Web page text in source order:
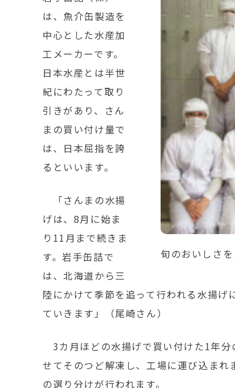
旬のおいしさを
は、魚介缶製造を
中心とした水産加
工メーカーです。
日本水産とは半世
紀にわたって取り
引きがあり、さん
まの買い付け量で
は、日本屈指を誇
るといいます。
「さんまの水揚
げは、8月に始ま
り11月まで続きま
す。岩手缶詰で
は、北海道から三
陸にかけて季節を追って行われる水揚げ
ていきます」（尾崎さん）
3カ月ほどの水揚げで買い付けた1年
せてそのつど解凍し、工場に運び込ま
の選り分けが行われます。